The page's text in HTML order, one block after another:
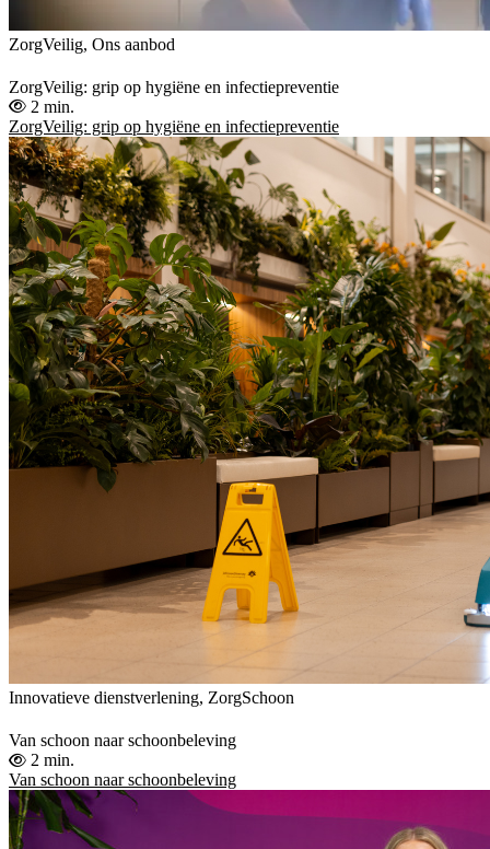
ZorgVeilig, Ons aanbod
ZorgVeilig: grip op hygiëne en infectiepreventie
2 min.
ZorgVeilig: grip op hygiëne en infectiepreventie
Innovatieve dienstverlening, ZorgSchoon
Van schoon naar schoonbeleving
2 min.
Van schoon naar schoonbeleving